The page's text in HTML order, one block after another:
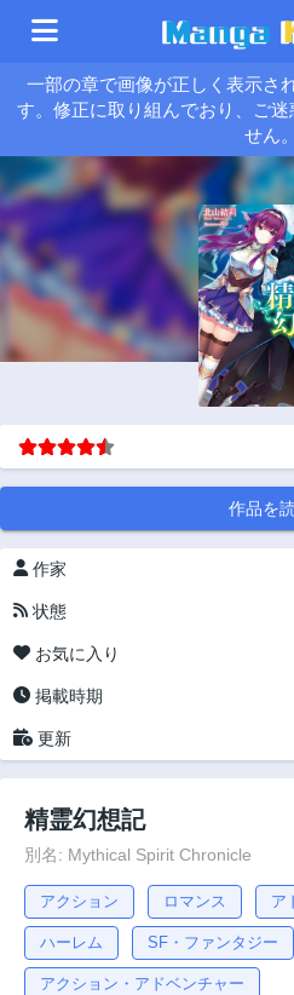
一部の章で画像が正しく表示さ
す。修正に取り組んでおり、ご
せん。
作品を
作家
状態
お気に入り
掲載時期
更新
精霊幻想記
別名: Mythical Spirit Chronicle
アクション ロマンス ア
ハーレム SF・ファンタジー
アクション・アドベンチャー